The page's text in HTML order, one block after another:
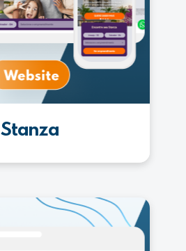
Stanza